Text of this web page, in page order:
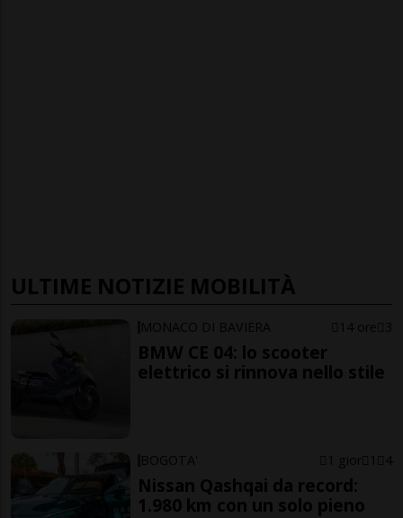
ULTIME NOTIZIE MOBILITÀ
MONACO DI BAVIERA 14 ore 3
BMW CE 04: lo scooter
elettrico si rinnova nello stile
BOGOTA' 1 gior 1 4
Nissan Qashqai da record:
1.980 km con un solo pieno